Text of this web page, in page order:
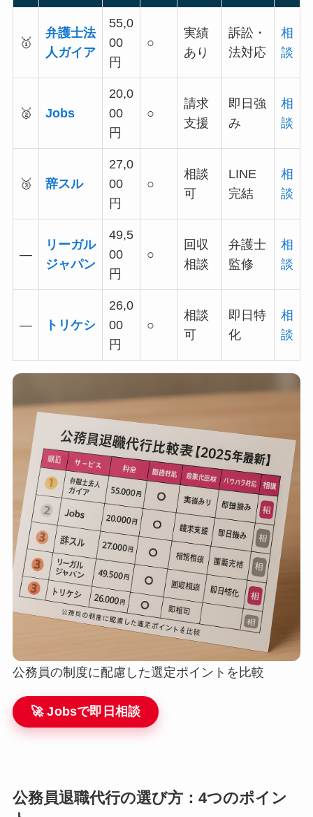
🥇
弁護士法
人ガイア
55,0
00
円
○
実績
あり
訴訟・
法対応
相
談
🥈 Jobs
20,0
00
円
○
請求
支援
即日強
み
相
談
🥉 辞スル
27,0
00
円
○
相談
可
LINE
完結
相
談
—
リーガル
ジャパン
49,5
00
円
○
回収
相談
弁護士
監修
相
談
— トリケシ
26,0
00
円
○
相談
可
即日特
化
相
談
公務員の制度に配慮した選定ポイントを比較
🚀 Jobsで即日相談
公務員退職代行の選び方：4つのポイン